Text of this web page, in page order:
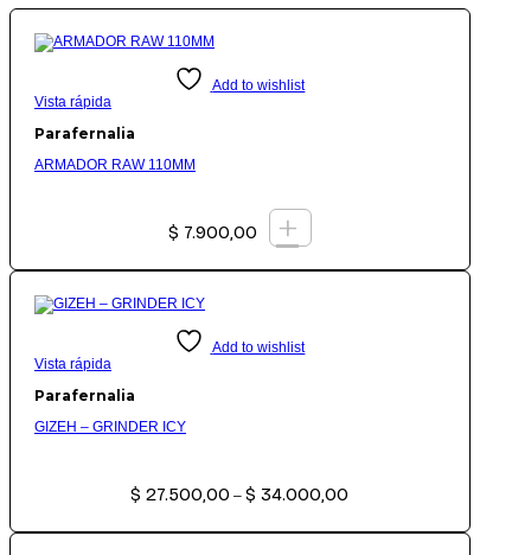
Add to wishlist
Vista rápida
Parafernalia
ARMADOR RAW 110MM
$ 7.900,00 +
Add to wishlist
Vista rápida
Parafernalia
GIZEH – GRINDER ICY
$ 27.500,00 – $ 34.000,00